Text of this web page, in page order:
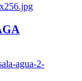
agua-2-